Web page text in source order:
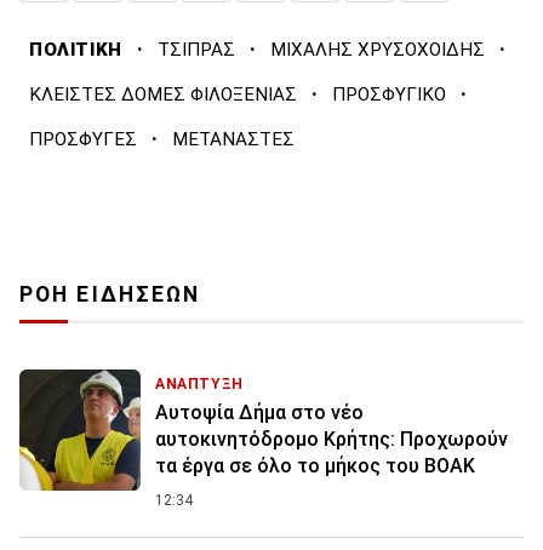
ΠΟΛΙΤΙΚΗ · ΤΣΙΠΡΑΣ · ΜΙΧΑΛΗΣ ΧΡΥΣΟΧΟΙΔΗΣ ·
ΚΛΕΙΣΤΕΣ ΔΟΜΕΣ ΦΙΛΟΞΕΝΙΑΣ · ΠΡΟΣΦΥΓΙΚΟ ·
ΠΡΟΣΦΥΓΕΣ · ΜΕΤΑΝΑΣΤΕΣ
ΡΟΗ ΕΙΔΗΣΕΩΝ
ΑΝΑΠΤΥΞΗ
Αυτοψία Δήμα στο νέο
αυτοκινητόδρομο Κρήτης: Προχωρούν
τα έργα σε όλο το μήκος του ΒΟΑΚ
12:34